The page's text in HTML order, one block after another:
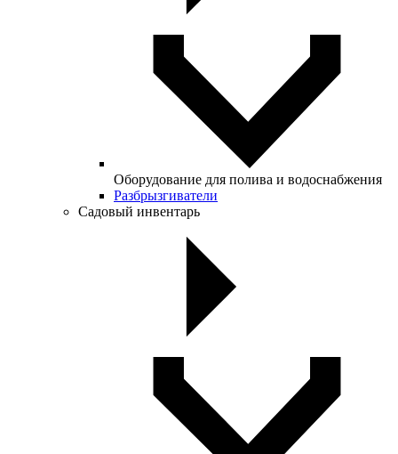
Оборудование для полива и водоснабжения
Разбрызгиватели
Садовый инвентарь